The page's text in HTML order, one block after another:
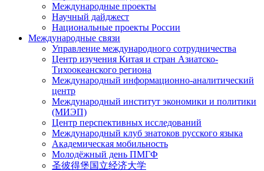
Международные проекты
Научный дайджест
Национальные проекты России
Международные связи
Управление международного сотрудничества
Центр изучения Китая и стран Азиатско-
Тихоокеанского региона
Международный информационно-аналитический
центр
Международный институт экономики и политики
(МИЭП)
Центр перспективных исследований
Международный клуб знатоков русского языка
Академическая мобильность
Молодёжный день ПМГФ
圣彼得堡国立经济大学